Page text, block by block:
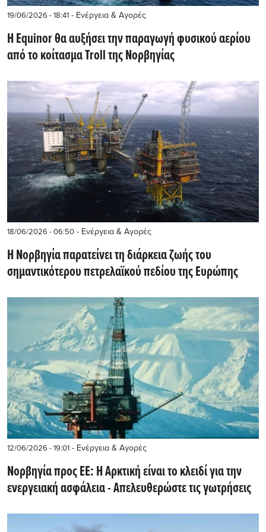
19/06/2026 - 18:41 - Ενέργεια & Αγορές
Η Equinor θα αυξήσει την παραγωγή φυσικού αερίου
από το κοίτασμα Troll της Νορβηγίας
18/06/2026 - 06:50 - Ενέργεια & Αγορές
Η Νορβηγία παρατείνει τη διάρκεια ζωής του
σημαντικότερου πετρελαϊκού πεδίου της Ευρώπης
12/06/2026 - 19:01 - Ενέργεια & Αγορές
Νορβηγία προς ΕΕ: H Αρκτική είναι το κλειδί για την
ενεργειακή ασφάλεια - Απελευθερώστε τις γωτρήσεις